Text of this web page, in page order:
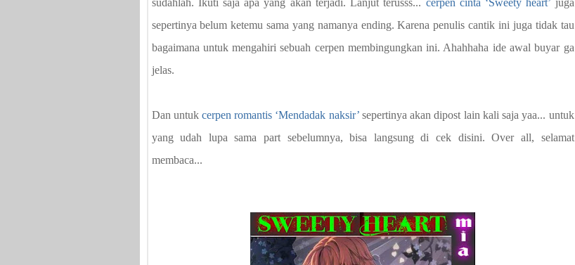
sudahlah. Ikuti saja apa yang akan terjadi. Lanjut terusss... cerpen cinta ‘Sweety heart’ juga
sepertinya belum ketemu sama yang namanya ending. Karena penulis cantik ini juga tidak tau
bagaimana untuk mengahiri sebuah cerpen membingungkan ini. Ahahhaha ide awal buyar ga
jelas.
Dan untuk cerpen romantis ‘Mendadak naksir’sepertinya akan dipost lain kali saja yaa... untuk
yang udah lupa sama part sebelumnya, bisa langsung di cek disini. Over all, selamat
membaca...